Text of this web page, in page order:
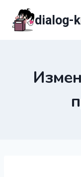
содержимому
dialog-